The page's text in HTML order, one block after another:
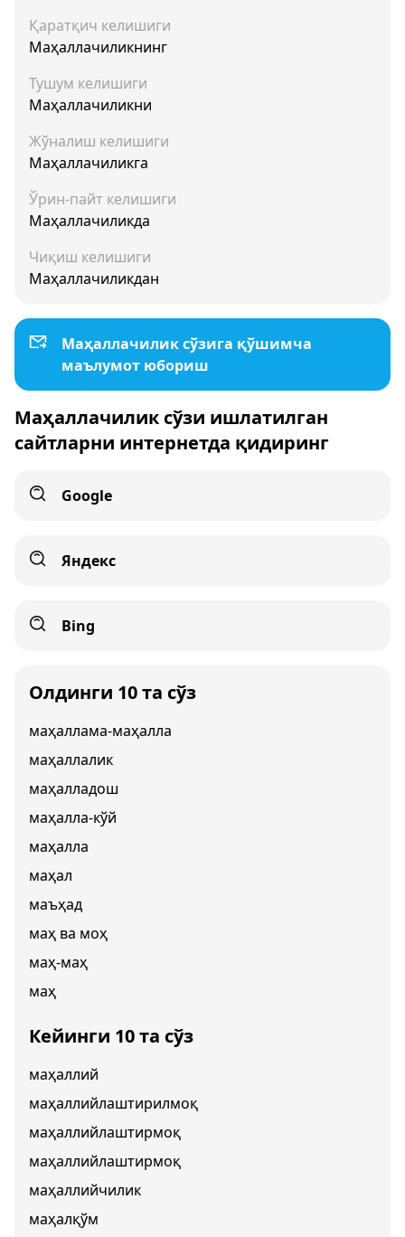
Қаратқич келишиги
Маҳаллачиликнинг
Тушум келишиги
Маҳаллачиликни
Жўналиш келишиги
Маҳаллачиликга
Ўрин-пайт келишиги
Маҳаллачиликда
Чиқиш келишиги
Маҳаллачиликдан
Маҳаллачилик сўзига қўшимча
маълумот юбориш
Маҳаллачилик сўзи ишлатилган
сайтларни интернетда қидиринг
Google
Яндекс
Bing
Олдинги 10 та сўз
маҳаллама-маҳалла
маҳаллалик
маҳалладош
маҳалла-кўй
маҳалла
маҳал
маъҳад
маҳ ва моҳ
маҳ-маҳ
маҳ
Кейинги 10 та сўз
маҳаллий
маҳаллийлаштирилмоқ
маҳаллийлаштирмоқ
маҳаллийлаштирмоқ
маҳаллийчилик
маҳалқўм